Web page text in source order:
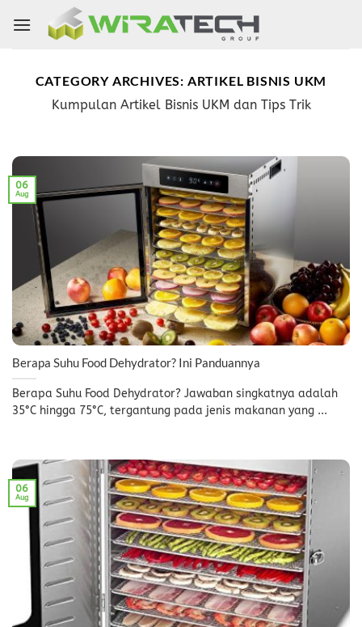
CATEGORY ARCHIVES: ARTIKEL BISNIS UKM
Kumpulan Artikel Bisnis UKM dan Tips Trik
Berapa Suhu Food Dehydrator? Ini Panduannya
Berapa Suhu Food Dehydrator? Jawaban singkatnya adalah
35°C hingga 75°C, tergantung pada jenis makanan yang ...
06
Aug
06
Aug